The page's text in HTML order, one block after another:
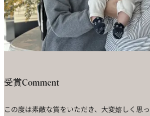
受賞Comment
この度は素敵な賞をいただき、大変嬉しく思